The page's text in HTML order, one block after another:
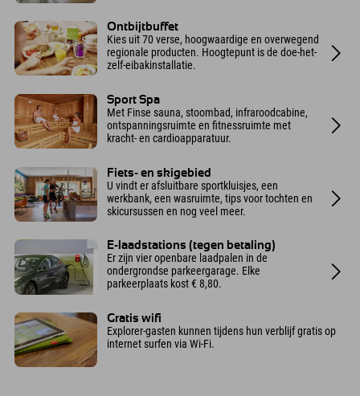
Ontbijtbuffet
Kies uit 70 verse, hoogwaardige en overwegend
regionale producten. Hoogtepunt is de doe-het-
zelf-eibakinstallatie.
Sport Spa
Met Finse sauna, stoombad, infraroodcabine,
ontspanningsruimte en fitnessruimte met
kracht- en cardioapparatuur.
Fiets- en skigebied
U vindt er afsluitbare sportkluisjes, een
werkbank, een wasruimte, tips voor tochten en
skicursussen en nog veel meer.
E-laadstations (tegen betaling)
Er zijn vier openbare laadpalen in de
ondergrondse parkeergarage. Elke
parkeerplaats kost € 8,80.
Gratis wifi
Explorer-gasten kunnen tijdens hun verblijf gratis op
internet surfen via Wi-Fi.